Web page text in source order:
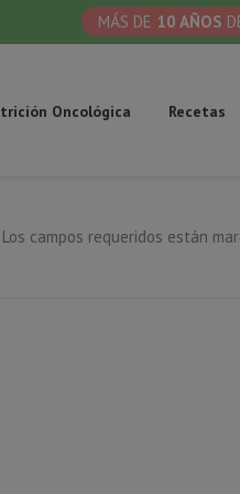
MÁS DE 10 AÑOS
Oncológica Recetas
Los campos requeridos están